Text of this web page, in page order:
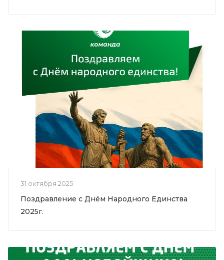
31 октября 2025
Поздравление с Днём Народного Единства
2025г.